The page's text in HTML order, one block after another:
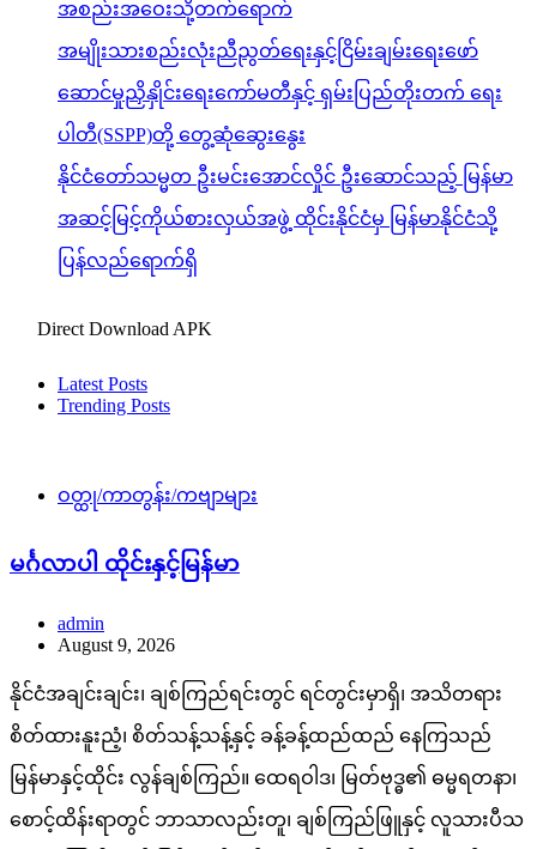
အစည်းအဝေးသို့တက်ရောက်
အမျိုးသားစည်းလုံးညီညွတ်ရေးနှင့်ငြိမ်းချမ်းရေးဖော်
ဆောင်မှုညှိနှိုင်းရေးကော်မတီနှင့် ရှမ်းပြည်တိုးတက် ရေး
ပါတီ(SSPP)တို့ တွေ့ဆုံဆွေးနွေး
နိုင်ငံတော်သမ္မတ ဦးမင်းအောင်လှိုင် ဦးဆောင်သည့် မြန်မာ
အဆင့်မြင့်ကိုယ်စားလှယ်အဖွဲ့ ထိုင်းနိုင်ငံမှ မြန်မာနိုင်ငံသို့
ပြန်လည်ရောက်ရှိ
Direct Download APK
Latest Posts
Trending Posts
ဝတ္ထု/ကာတွန်း/ကဗျာများ
မင်္ဂလာပါ ထိုင်းနှင့်မြန်မာ
admin
August 9, 2026
နိုင်ငံအချင်းချင်း၊ ချစ်ကြည်ရင်းတွင် ရင်တွင်းမှာရှိ၊ အသိတရား
စိတ်ထားနူးညံ့၊ စိတ်သန့်သန့်နှင့် ခန့်ခန့်ထည်ထည် နေကြသည်
မြန်မာနှင့်ထိုင်း လွန်ချစ်ကြည်။ ထေရဝါဒ၊ မြတ်ဗုဒ္ဓ၏ ဓမ္မရတနာ၊
စောင့်ထိန်းရာတွင် ဘာသာလည်းတူ၊ ချစ်ကြည်ဖြူနှင့် လူသားပီသ